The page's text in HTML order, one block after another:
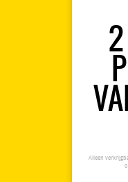
Alleen